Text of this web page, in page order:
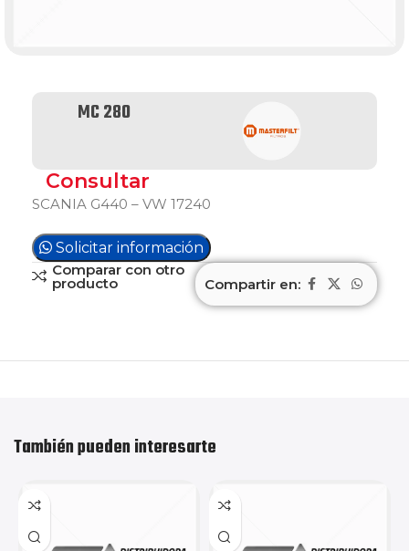
MC 280
Consultar
SCANIA G440 – VW 17240
Solicitar información
Comparar con otro
producto Compartir en:
También pueden interesarte